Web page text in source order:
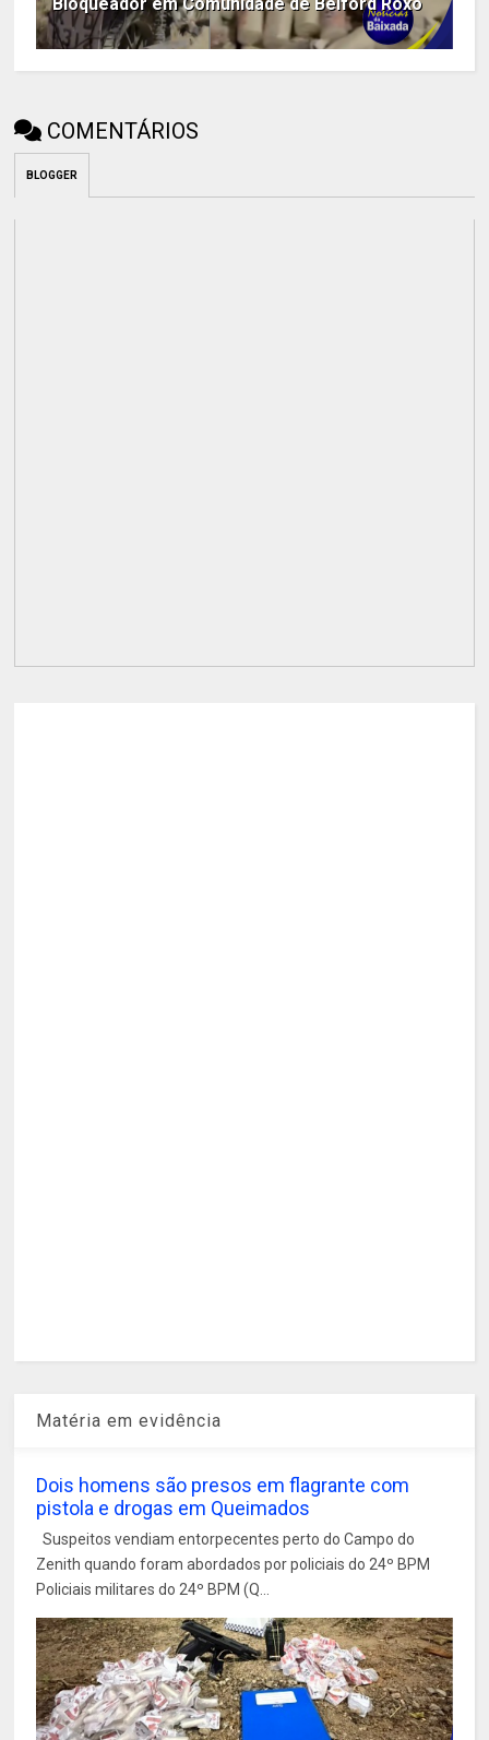
COMENTÁRIOS
BLOGGER
Matéria em evidência
Dois homens são presos em flagrante com
pistola e drogas em Queimados
Suspeitos vendiam entorpecentes perto do Campo do
Zenith quando foram abordados por policiais do 24º BPM
Policiais militares do 24º BPM (Q...